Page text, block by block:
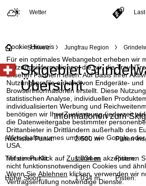
Cookie-Hinweis
Für ein optimales Webangebot erheben wir
Nutzungsinformationen, die wir, die
unseren Partnern teilen. Auf Basis Ihrer
Nutzungsprofile anhand von Endgeräte- und
Browserinformationen erstellt. Diese
statistischen Analyse, individuellen
individualisierten Werbung und
benötigen wir Ihre Zustimmung (jederzeit
die Datenweitergabe bestimmter
Drittanbieter in Drittländern außerhalb des
Wirtschaftsraumes umfasst, wie Google
USA.
Mit einem Klick aufZustimmen akzeptieren
nicht funktionsnotwendigen Cookies und
Wenn SieAblehnen klicken, verwenden wir
Vertragserfüllung notwendige Dienste.
Wetter
S
t
a
r
t
s
e
Schweiz Jungfrau Region
Skigebiet
Übersicht
Informationen zum
Höchster Punkt: 2.500 m Pisten
Tiefster Punkt: 1.034 m Pisten:
Höhe Skiort: 1.034 m Pisten: